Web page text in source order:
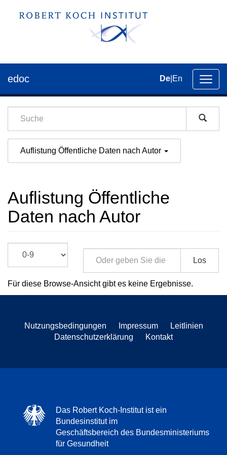
der
edoc De En
Auflistung Öffentliche Daten nach Autor
Auflistung Öffentliche
Daten nach Autor
Los
Für diese Browse-Ansicht gibt es keine Ergebnisse.
Nutzungsbedingungen Impressum
Leitlinien
Datenschutzerklärung
Kontakt
Das Robert Koch-Institut ist ein
Bundesinstitut im
Geschäftsbereich des Bundesministeriums
für Gesundheit